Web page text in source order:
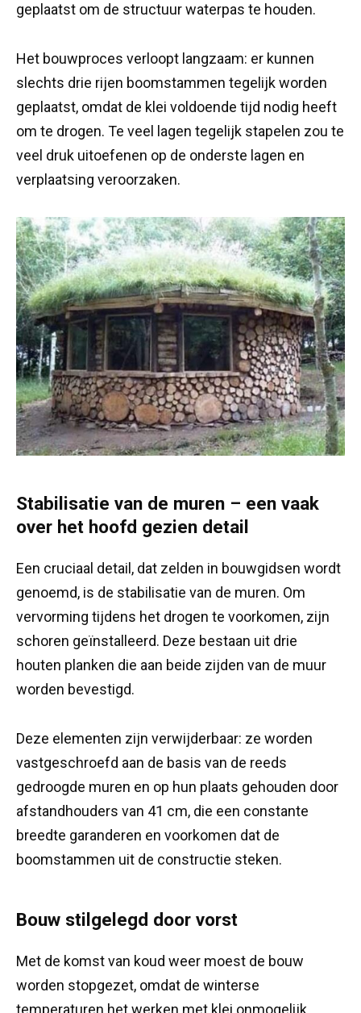
geplaatst om de structuur waterpas te houden.
Het bouwproces verloopt langzaam: er kunnen
slechts drie rijen boomstammen tegelijk worden
geplaatst, omdat de klei voldoende tijd nodig heeft
om te drogen. Te veel lagen tegelijk stapelen zou te
veel druk uitoefenen op de onderste lagen en
verplaatsing veroorzaken.
Stabilisatie van de muren – een vaak
over het hoofd gezien detail
Een cruciaal detail, dat zelden in bouwgidsen wordt
genoemd, is de stabilisatie van de muren. Om
vervorming tijdens het drogen te voorkomen, zijn
schoren geïnstalleerd. Deze bestaan uit drie
houten planken die aan beide zijden van de muur
worden bevestigd.
Deze elementen zijn verwijderbaar: ze worden
vastgeschroefd aan de basis van de reeds
gedroogde muren en op hun plaats gehouden door
afstandhouders van 41 cm, die een constante
breedte garanderen en voorkomen dat de
boomstammen uit de constructie steken.
Bouw stilgelegd door vorst
Met de komst van koud weer moest de bouw
worden stopgezet, omdat de winterse